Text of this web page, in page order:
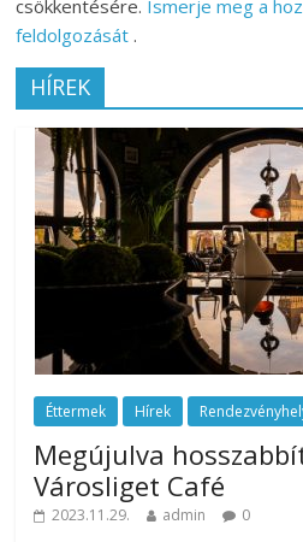
csökkentésére. Ismerje meg a
feldolgozását .
HÍREK
Éttermek Hírek
Megújulva
Városliget Café
2023.11.29. admin 0